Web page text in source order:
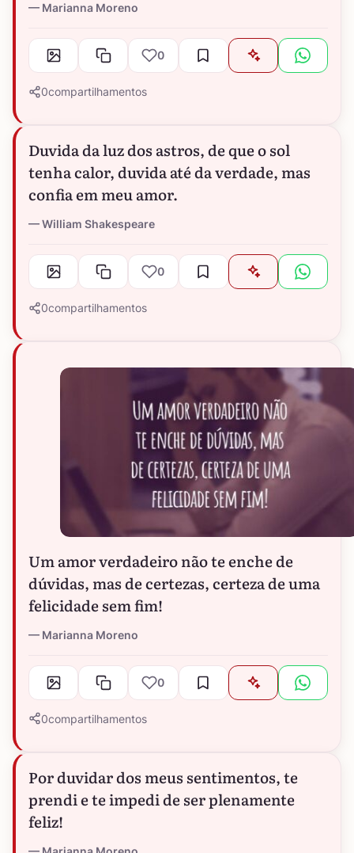
Marianna Moreno
0
0compartilhamentos
Duvida da luz dos astros, de que o sol
tenha calor, duvida até da verdade, mas
confia em meu amor.
William Shakespeare
0
0compartilhamentos
Um amor verdadeiro não te enche de
dúvidas, mas de certezas, certeza de uma
felicidade sem fim!
Marianna Moreno
0
0compartilhamentos
Por duvidar dos meus sentimentos, te
prendi e te impedi de ser plenamente
feliz!